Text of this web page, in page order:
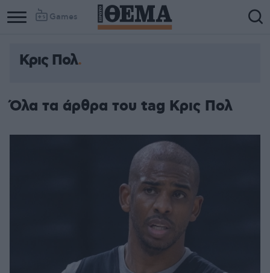
Games
Κρις Πολ
Όλα τα άρθρα του tag Κρις Πολ